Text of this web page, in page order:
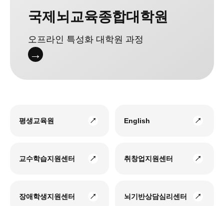
국제뇌교육종합대학원
오프라인 특성화 대학원 과정
→
평생교육원 English
교수학습지원센터 취창업지원센터
장애학생지원센터 뇌기반상담심리센터